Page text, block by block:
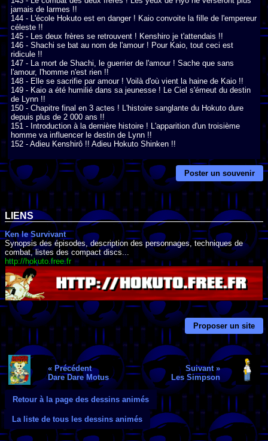
jamais de larmes !!
144 - L'école Hokuto est en danger ! Kaio convoite la fille de l'empereur
céleste !!
145 - Les deux frères se retrouvent ! Kenshiro je t'attendais !!
146 - Shachi se bat au nom de l'amour ! Pour Kaio, tout ceci est
ridicule !!
147 - La mort de Shachi, le guerrier de l'amour ! Sache que sans
l'amour, l'homme n'est rien !!
148 - Elle se sacrifie par amour ! Voilà d'où vient la haine de Kaio !!
149 - Kaio a été humilié dans sa jeunesse ! Le Ciel s'émeut du destin
de Lynn !!
150 - Chapitre final en 3 actes ! L'histoire sanglante du Hokuto dure
depuis plus de 2 000 ans !!
151 - Introduction à la dernière histoire ! L'apparition d'un troisième
homme va influencer le destin de Lynn !!
152 - Adieu Kenshirô !! Adieu Hokuto Shinken !!
Poster un souvenir
LIENS
Ken le Survivant
Synopsis des épisodes, description des personnages, techniques de
combat, listes des compact discs...
http://hokuto.free.fr
Proposer un site
« Précédent
Dare Dare Motus
Suivant »
Les Simpson
Retour à la page des dessins animés
La liste de tous les dessins animés